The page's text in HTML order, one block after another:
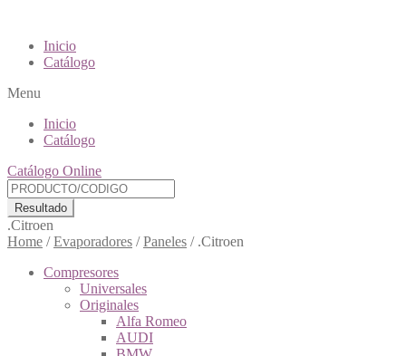
Inicio
Catálogo
Menu
Inicio
Catálogo
Catálogo Online
Resultado
.Citroen
Home /Evaporadores /Paneles / .Citroen
Compresores
Universales
Originales
Alfa Romeo
AUDI